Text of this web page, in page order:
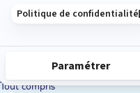
Tout compris